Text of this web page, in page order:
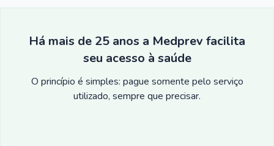
Há mais de 25 anos a Medprev facilita
seu acesso à saúde
O princípio é simples: pague somente pelo serviço
utilizado, sempre que precisar.